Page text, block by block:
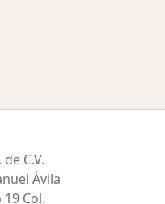
C.V.
Ávila
Col.